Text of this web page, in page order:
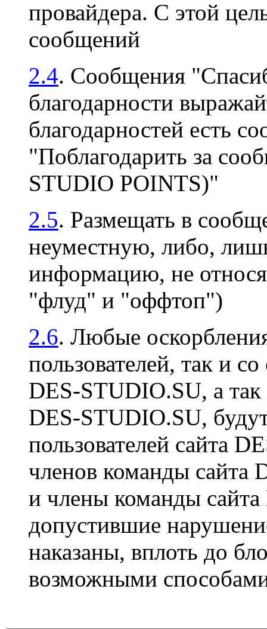
провайдера. С этой
сообщений
2.4. Сообщения
благодарности
благодарностей есть
"Поблагодарить за
STUDIO POINTS)"
2.5. Размещать в
неуместную, либо,
информацию, не
"флуд" и "оффтоп")
2.6. Любые
пользователей, так и
DES-STUDIO.SU, а
DES-STUDIO.SU,
пользователей сайта
членов команды сайта
и члены команды
допустившие
наказаны, вплоть до
возможными